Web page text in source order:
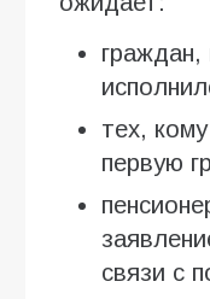
тех,
первую
связи с